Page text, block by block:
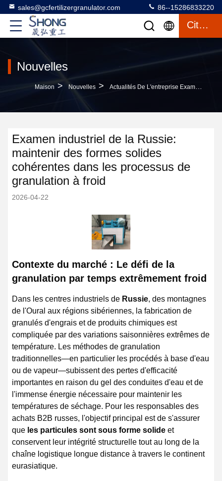
sales@gcfertilizergranulator.com 86--15286833220
Citation
Nouvelles
Maison > Nouvelles > Actualités De L'entreprise Examen Industriel De La Russie: Maintenir Des Formes Solides Cohérentes Dans Les Processus De Granulation À Froid
Examen industriel de la Russie:
maintenir des formes solides
cohérentes dans les processus de
granulation à froid
2026-04-22
Contexte du marché : Le défi de la
granulation par temps extrêmement froid
Dans les centres industriels de Russie, des montagnes
de l'Oural aux régions sibériennes, la fabrication de
granulés d'engrais et de produits chimiques est
compliquée par des variations saisonnières extrêmes de
température. Les méthodes de granulation
traditionnelles—en particulier les procédés à base d'eau
ou de vapeur—subissent des pertes d'efficacité
importantes en raison du gel des conduites d'eau et de
l'immense énergie nécessaire pour maintenir les
températures de séchage. Pour les responsables des
achats B2B russes, l'objectif principal est de s'assurer
que les particules sont sous forme solide et
conservent leur intégrité structurelle tout au long de la
chaîne logistique longue distance à travers le continent
eurasiatique.